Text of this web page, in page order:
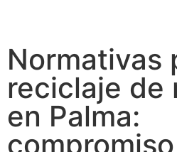
Normativas
reciclaje de
en Palma: